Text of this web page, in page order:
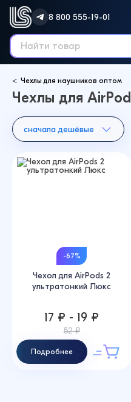
8 800 555-19-01
Чехлы для наушников оптом
Чехлы для
сначала дешёвые
-67%
Чехол для AirPods 2
ультратонкий Люкс
17 ₽ - 19 ₽
52 ₽
Подробнее